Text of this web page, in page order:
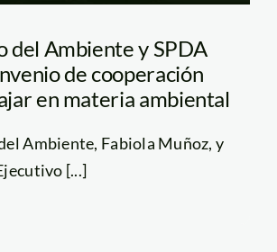
del Ambiente y SPDA
de cooperación
en materia ambiental
Ambiente, Fabiola Muñoz, y
[...]